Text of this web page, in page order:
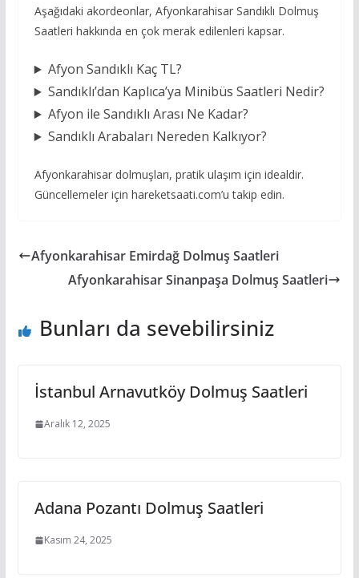
Aşağıdaki akordeonlar, Afyonkarahisar Sandıklı Dolmuş
Saatleri hakkında en çok merak edilenleri kapsar.
Afyon Sandıklı Kaç TL?
Sandıklı’dan Kaplıca’ya Minibüs Saatleri Nedir?
Afyon ile Sandıklı Arası Ne Kadar?
Sandıklı Arabaları Nereden Kalkıyor?
Afyonkarahisar dolmuşları, pratik ulaşım için idealdir.
Güncellemeler için hareketsaati.com’u takip edin.
Afyonkarahisar Emirdağ Dolmuş Saatleri
Afyonkarahisar Sinanpaşa Dolmuş Saatleri
Bunları da sevebilirsiniz
İstanbul Arnavutköy Dolmuş Saatleri
Aralık 12, 2025
Adana Pozantı Dolmuş Saatleri
Kasım 24, 2025